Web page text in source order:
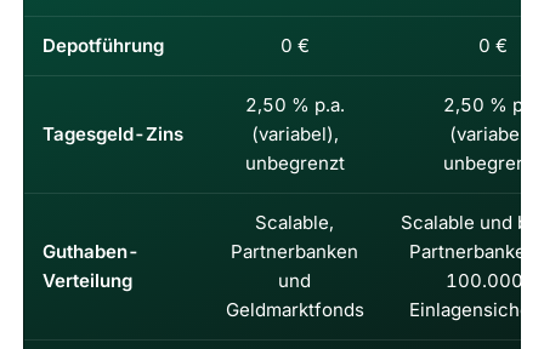
Depotführung 0 € 0 €
Tagesgeld-Zins
2,50 % p.a.
(variabel),
unbegrenzt
2,50 % p.a.
(variabel),
unbegrenzt
Guthaben-
Verteilung
Scalable,
Partnerbanken
und
Geldmarktfonds
Scalable und
Partnerbanken
100.000 €